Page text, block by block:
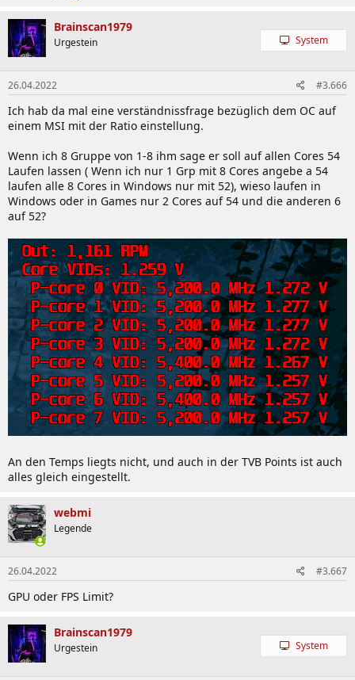
Brainscan1979
Urgestein System
26.04.2022 #3.666
Ich hab da mal eine verständnissfrage bezüglich dem OC auf
einem MSI mit der Ratio einstellung.
Wenn ich 8 Gruppe von 1-8 ihm sage er soll auf allen Cores 54
Laufen lassen ( Wenn ich nur 1 Grp mit 8 Cores angebe a 54
laufen alle 8 Cores in Windows nur mit 52), wieso laufen in
Windows oder in Games nur 2 Cores auf 54 und die anderen 6
auf 52?
An den Temps liegts nicht, und auch in der TVB Points ist auch
alles gleich eingestellt.
webmi
Legende
26.04.2022 #3.667
GPU oder FPS Limit?
Brainscan1979
Urgestein System